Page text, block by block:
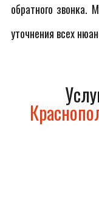
обратного
уточнения всех